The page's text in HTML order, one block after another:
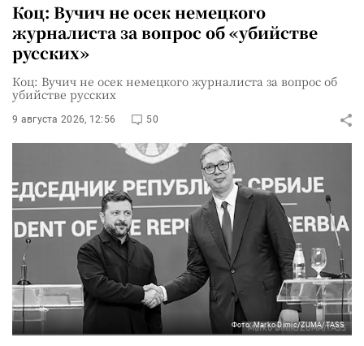
Коц: Вучич не осек немецкого
журналиста за вопрос об «убийстве
русских»
Коц: Вучич не осек немецкого журналиста за вопрос об
убийстве русских
9 августа 2026, 12:56 50
Фото: Marko Dimic/ZUMA/TASS